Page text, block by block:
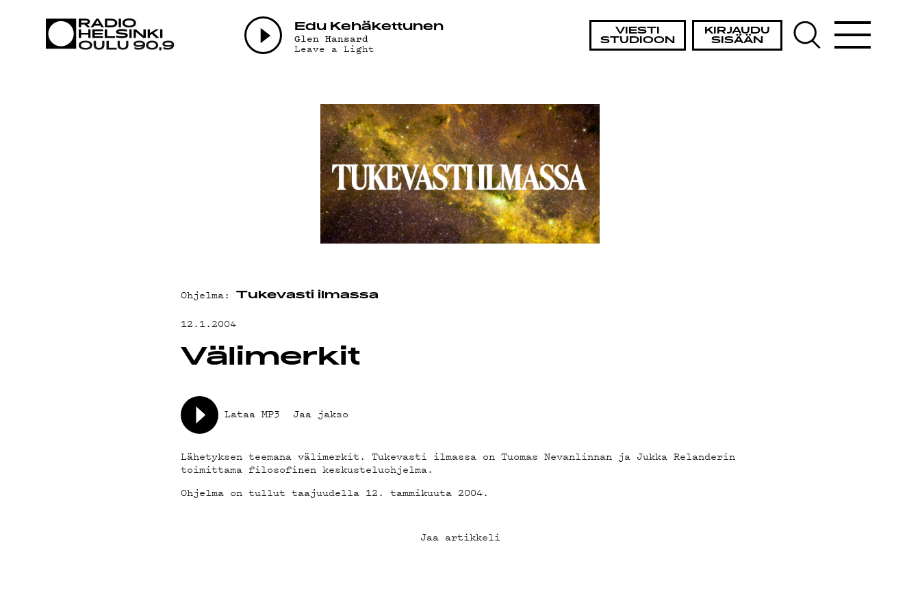
VIESTI
STUDIOON
KIRJAUDU
SISÄÄN
Edu Kehäkettunen
Glen Hansard
Leave a Light
AJANKOHTAISTA
MAINOSTA
YHTEYSTIEDOT
G LIVELAB
YSTÄVÄKLUBI
TIETOSUOJA
Ohjelma: Tukevasti ilmassa
12.1.2004
Välimerkit
Lataa MP3 Jaa jakso
Lähetyksen teemana välimerkit. Tukevasti ilmassa on Tuomas Nevanlinnan ja Jukka Relanderin
toimittama filosofinen keskusteluohjelma.
Ohjelma on tullut taajuudella 12. tammikuuta 2004.
Jaa artikkeli